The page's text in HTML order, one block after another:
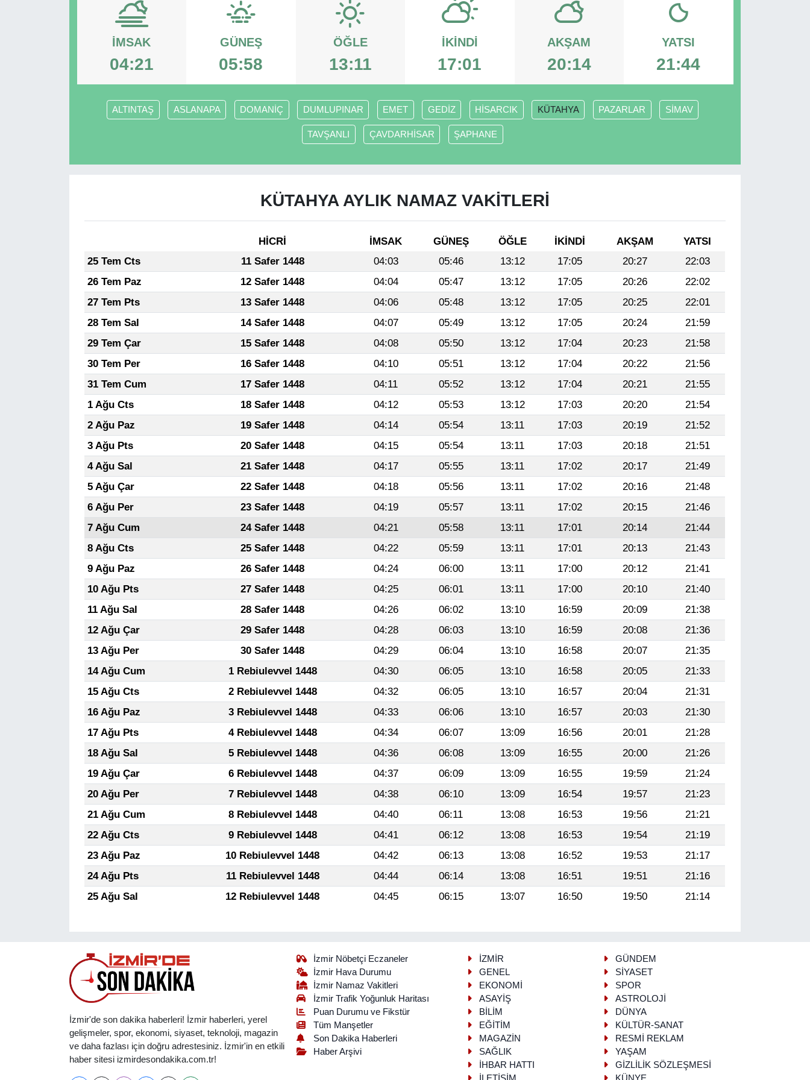
İMSAK
04:21
GÜNEŞ
05:58
ÖĞLE
13:11
İKINDI
17:01
AKŞAM
20:14
YATSI
21:44
ALTINTAŞ ASLANAPA DOMANİÇ DUMLUPINAR EMET GEDİZ HİSARCIK KÜTAHYA PAZARLAR SİMAV
TAVŞANLI ÇAVDARHİSAR ŞAPHANE
KÜTAHYA AYLIK NAMAZ VAKITLERI
HİCRİ İMSAK GÜNEŞ ÖĞLE İKINDI AKŞAM
YATSI
25 Tem Cts
11 Safer 1448 04:03 05:46 13:12 17:05 20:27
22:03
26 Tem Paz
12 Safer 1448 04:04 05:47 13:12 17:05 20:26
22:02
27 Tem Pts
13 Safer 1448 04:06 05:48 13:12 17:05 20:25
22:01
28 Tem Sal
14 Safer 1448 04:07 05:49 13:12 17:05 20:24
21:59
29 Tem Çar
15 Safer 1448 04:08 05:50 13:12 17:04 20:23
21:58
30 Tem Per
16 Safer 1448 04:10 05:51 13:12 17:04 20:22
21:56
31 Tem Cum
17 Safer 1448 04:11 05:52 13:12 17:04 20:21
21:55
1 Ağu Cts
18 Safer 1448 04:12 05:53 13:12 17:03 20:20
21:54
2 Ağu Paz
19 Safer 1448 04:14 05:54 13:11 17:03 20:19
21:52
3 Ağu Pts
20 Safer 1448 04:15 05:54 13:11 17:03 20:18
21:51
4 Ağu Sal
21 Safer 1448 04:17 05:55 13:11 17:02 20:17
21:49
5 Ağu Çar
22 Safer 1448 04:18 05:56 13:11 17:02 20:16
21:48
6 Ağu Per
23 Safer 1448 04:19 05:57 13:11 17:02 20:15
21:46
7 Ağu Cum
24 Safer 1448 04:21 05:58 13:11 17:01 20:14
21:44
8 Ağu Cts
25 Safer 1448 04:22 05:59 13:11 17:01 20:13
21:43
9 Ağu Paz
26 Safer 1448 04:24 06:00 13:11 17:00 20:12
21:41
10 Ağu Pts
27 Safer 1448 04:25 06:01 13:11 17:00 20:10
21:40
11 Ağu Sal
28 Safer 1448 04:26 06:02 13:10 16:59 20:09
21:38
12 Ağu Çar
29 Safer 1448 04:28 06:03 13:10 16:59 20:08
21:36
13 Ağu Per
30 Safer 1448 04:29 06:04 13:10 16:58 20:07
21:35
14 Ağu Cum
1 Rebiulevvel 1448 04:30 06:05 13:10 16:58 20:05
21:33
15 Ağu Cts
2 Rebiulevvel 1448 04:32 06:05 13:10 16:57 20:04
21:31
16 Ağu Paz
3 Rebiulevvel 1448 04:33 06:06 13:10 16:57 20:03
21:30
17 Ağu Pts
4 Rebiulevvel 1448 04:34 06:07 13:09 16:56 20:01
21:28
18 Ağu Sal
5 Rebiulevvel 1448 04:36 06:08 13:09 16:55 20:00
21:26
19 Ağu Çar
6 Rebiulevvel 1448 04:37 06:09 13:09 16:55 19:59
21:24
20 Ağu Per
7 Rebiulevvel 1448 04:38 06:10 13:09 16:54 19:57
21:23
21 Ağu Cum
8 Rebiulevvel 1448 04:40 06:11 13:08 16:53 19:56
21:21
22 Ağu Cts
9 Rebiulevvel 1448 04:41 06:12 13:08 16:53 19:54
21:19
23 Ağu Paz
10 Rebiulevvel 1448 04:42 06:13 13:08 16:52 19:53
21:17
24 Ağu Pts
11 Rebiulevvel 1448 04:44 06:14 13:08 16:51 19:51
21:16
25 Ağu Sal
12 Rebiulevvel 1448 04:45 06:15 13:07 16:50 19:50 21:14
İzmir'de son dakika haberleri! İzmir haberleri, yerel
gelişmeler, spor, ekonomi, siyaset, teknoloji, magazin
ve daha fazlası için doğru adrestesiniz. İzmir'in en etkili
haber sitesi izmirdesondakika.com.tr!
İzmir Nöbetçi Eczaneler
İzmir Hava Durumu
İzmir Namaz Vakitleri
İzmir Trafik Yoğunluk Haritası
Puan Durumu ve Fikstür
Tüm Manşetler
Son Dakika Haberleri
Haber Arşivi
İZMİR
GÜNDEM
GENEL
SİYASET
EKONOMİ
SPOR
ASAYİŞ
ASTROLOJİ
BİLİM
DÜNYA
EĞİTİM
KÜLTÜR-SANAT
MAGAZİN
RESMİ REKLAM
SAĞLIK
YAŞAM
İHBAR HATTI
GİZLİLİK SÖZLEŞMESİ